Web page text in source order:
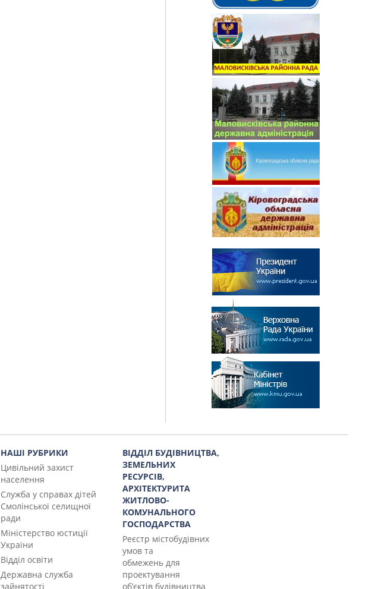
НАШІ РУБРИКИ
Цивільний захист
населення
Служба у справах дітей
Смолінської селищної
ради
Міністерство юстиції
України
Відділ освіти
Державна служба
зайнятості
ВІДДІЛ БУДІВНИЦТВА,
ЗЕМЕЛЬНИХ
РЕСУРСІВ,
АРХІТЕКТУРИТА
ЖИТЛОВО-
КОМУНАЛЬНОГО
ГОСПОДАРСТВА
Реєстр містобудівних
умов та
обмежень для
проектування
об’єктів будівництва